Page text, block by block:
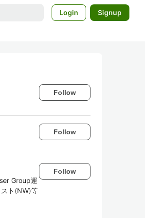
Login Signup
Follow
Follow
Group運
ト(NW)等
Follow